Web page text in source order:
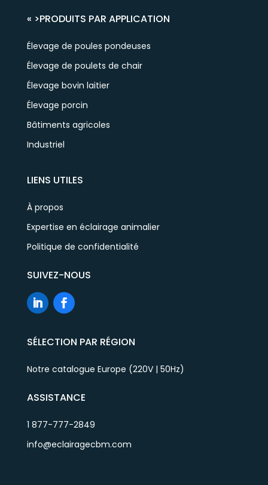
« >PRODUITS PAR APPLICATION
Élevage de poules pondeuses
Élevage de poulets de chair
Élevage bovin laitier
Élevage porcin
Bâtiments agricoles
Industriel
LIENS UTILES
À propos
Expertise en éclairage animalier
Politique de confidentialité
SUIVEZ-NOUS
SÉLECTION PAR RÉGION
Notre catalogue Europe (220V | 50Hz)
ASSISTANCE
1 877-777-2849
info@eclairagecbm.com